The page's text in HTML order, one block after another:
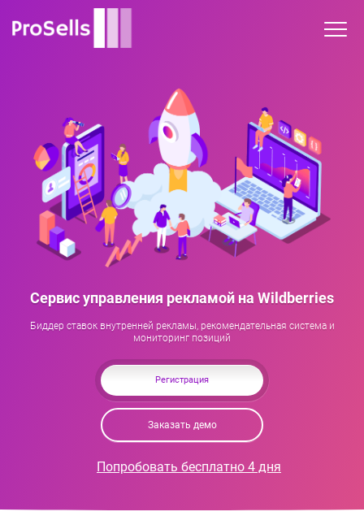
Сервис управления рекламой на Wildberries
Биддер ставок внутренней рекламы, рекомендательная система и
мониторинг позиций
Регистрация
Заказать демо
Попробовать бесплатно 4 дня